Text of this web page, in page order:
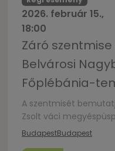
2026. február 15.,
18:00
Záró
Belvárosi
Főplébánia-
A szentmisét
Zsolt váci
BudapestBudapest